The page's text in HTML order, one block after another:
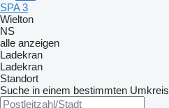
SPA 3
Wielton
NS
alle anzeigen
Ladekran
Ladekran
Standort
Suche in einem bestimmten Umkreis